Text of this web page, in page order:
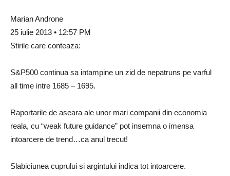
Marian Androne
25 iulie 2013 • 12:57 PM
Stirile care conteaza:
S&P500 continua sa intampine un zid de nepatruns pe varful
all time intre 1685 – 1695.
Raportarile de aseara ale unor mari companii din economia
reala, cu “weak future guidance” pot insemna o imensa
intoarcere de trend…ca anul trecut!
Slabiciunea cuprului si argintului indica tot intoarcere.